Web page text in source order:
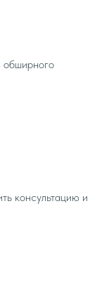
обширного
консультацию и